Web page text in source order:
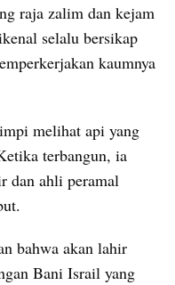
raja zalim dan kejam
selalu bersikap
kaumnya
melihat api yang
terbangun, ia
dan ahli peramal
bahwa akan lahir
Bani Israil yang